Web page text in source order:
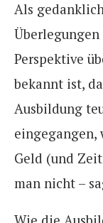
Als
Perspektive
bekannt ist,
Ausbildung
eingegangen,
Geld (und
man nicht –